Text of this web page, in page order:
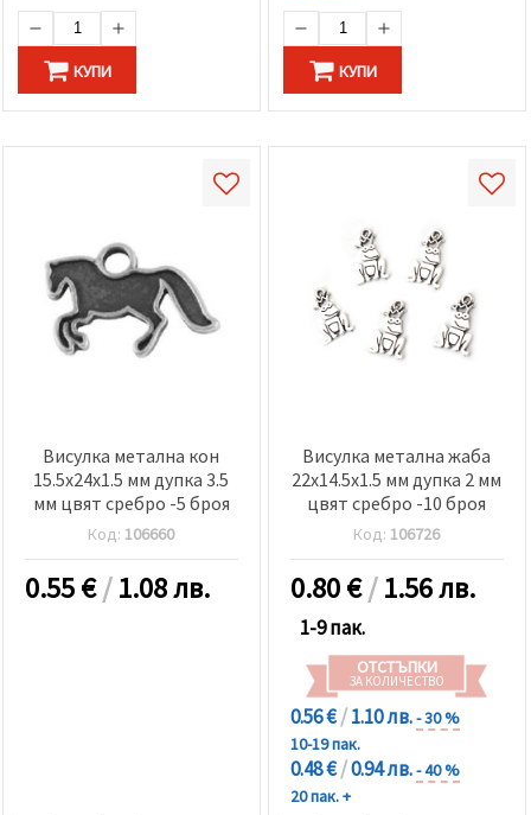
КУПИ КУПИ
Висулка метална кон
15.5x24x1.5 мм дупка 3.5
мм цвят сребро -5 броя
Код: 106660
0.55€/1.08 лв.
Висулка метална жаба
22x14.5x1.5 мм дупка 2 мм
цвят сребро -10 броя
Код: 106726
0.80€/1.56 лв.
1-9 пак.
ОТСТЪПКИ
ЗА КОЛИЧЕСТВО
0.56 €/1.10 лв.- 30 %
10-19 пак.
0.48 €/0.94 лв.- 40 %
20 пак. +